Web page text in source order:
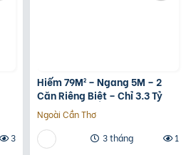
3
Hiếm 79M² – Ngang 5M – 2
Căn Riêng Biệt – Chỉ 3.3 Tỷ
Ngoài Cần Thơ
3 tháng
1